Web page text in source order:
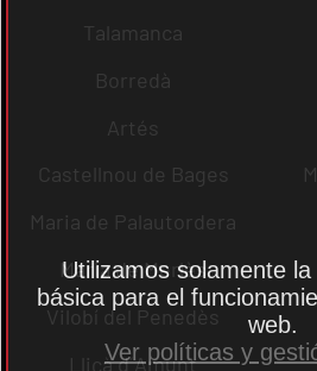
Talamanca
Borredà
Artés
Castellnou de Bages
Maria de Palautordera
Maria de Merlès
Vilobí del Penedès
Lliçà d´Amunt
Utilizamos solamente
básica para el
web.
Ver políticas y